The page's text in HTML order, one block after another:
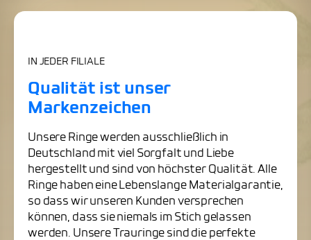
IN JEDER FILIALE
Qualität ist unser
Markenzeichen
Unsere Ringe werden ausschließlich in
Deutschland mit viel Sorgfalt und Liebe
hergestellt und sind von höchster Qualität. Alle
Ringe haben eine Lebenslange Materialgarantie,
so dass wir unseren Kunden versprechen
können, dass sie niemals im Stich gelassen
werden. Unsere Trauringe sind die perfekte